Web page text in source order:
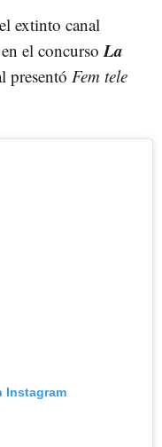
extinto canal
el concurso La
presentó Fem tele
Instagram